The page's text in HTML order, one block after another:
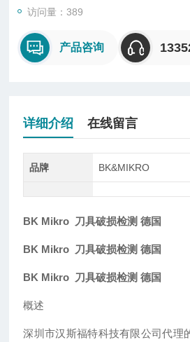
访问量：389
产品咨询
详细介绍 在线留言
品牌 BK&MIKRO
BK Mikro 刀具破损检测 德国
BK Mikro 刀具破损检测 德国
BK Mikro 刀具破损检测 德国
概述
深圳市汉斯福特科技有限公司代理